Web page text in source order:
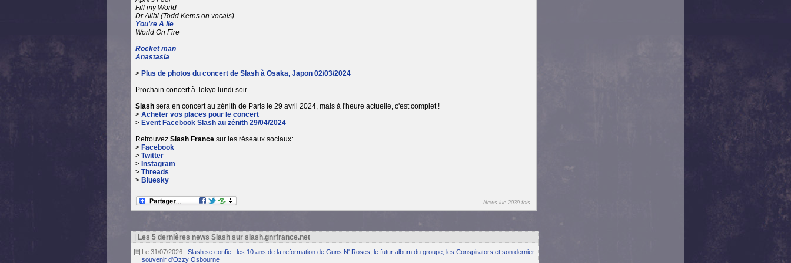
Fill my World
Dr Alibi (Todd Kerns on vocals)
You're A lie
World On Fire
Rocket man
Anastasia
> Plus de photos du concert de Slash à Osaka, Japon 02/03/2024
Prochain concert à Tokyo lundi soir.
Slash sera en concert au zénith de Paris le 29 avril 2024, mais à l'heure actuelle, c'est complet !
> Acheter vos places pour le concert
> Event Facebook Slash au zénith 29/04/2024
Retrouvez Slash France sur les réseaux sociaux:
> Facebook
> Twitter
> Instagram
> Threads
> Bluesky
News lue 2039 fois.
Les 5 dernières news Slash sur slash.gnrfrance.net
Le 31/07/2026 : Slash se confie : les 10 ans de la reformation de Guns N' Roses, le futur album du groupe, les Conspirators et son dernier
souvenir d'Ozzy Osbourne